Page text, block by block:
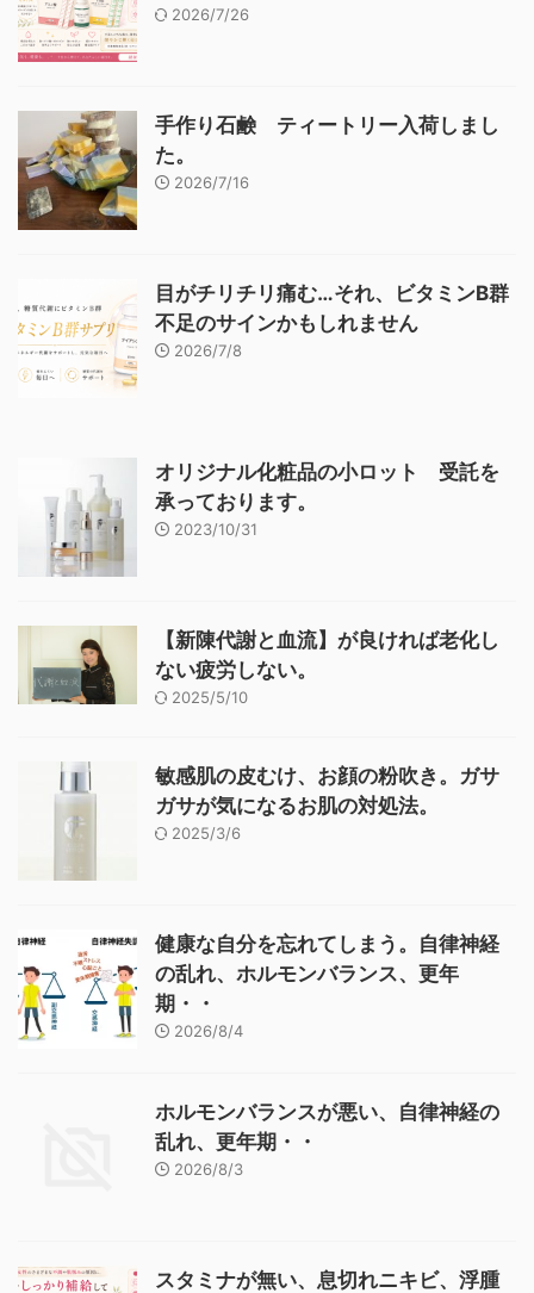
2026/7/26
手作り石鹸 ティートリー入荷しまし
た。
2026/7/16
目がチリチリ痛む…それ、ビタミンB群
不足のサインかもしれません
2026/7/8
オリジナル化粧品の小ロット 受託を
承っております。
2023/10/31
【新陳代謝と血流】が良ければ老化し
ない疲労しない。
2025/5/10
敏感肌の皮むけ、お顔の粉吹き。ガサ
ガサが気になるお肌の対処法。
2025/3/6
健康な自分を忘れてしまう。自律神経
の乱れ、ホルモンバランス、更年
期・・
2026/8/4
ホルモンバランスが悪い、自律神経の
乱れ、更年期・・
2026/8/3
スタミナが無い、息切れニキビ、浮腫